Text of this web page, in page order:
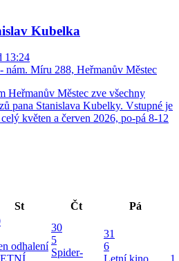
Kubelka
13:24
nám. Míru 288, Heřmanův Městec
Heřmanův Městec zve všechny
pana Stanislava Kubelky. Vstupné je
květen a červen 2026, po-pá 8-12
St Čt Pá
odhalení
30
5
Spider-
31
6